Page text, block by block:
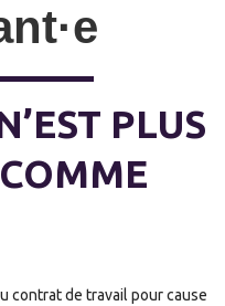
PLUS
contrat de travail pour cause